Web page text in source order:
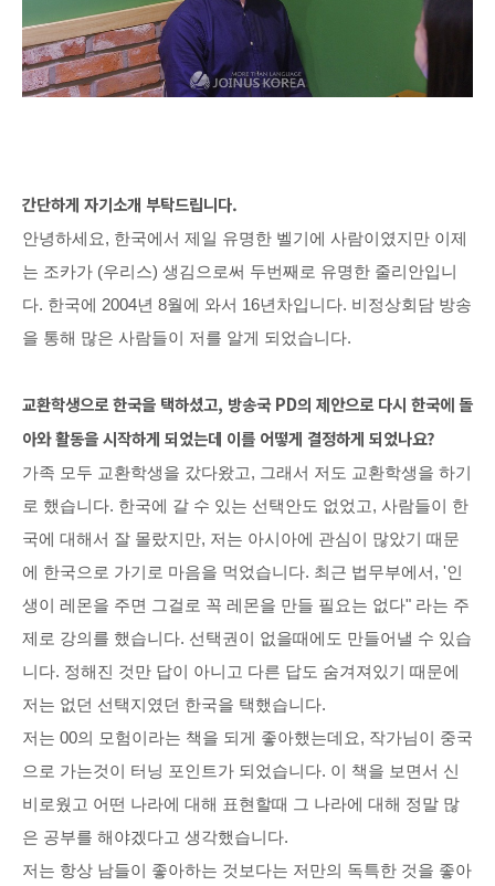
간단하게 자기소개 부탁드립니다.
안녕하세요, 한국에서 제일 유명한 벨기에 사람이였지만 이제
는 조카가 (우리스) 생김으로써 두번째로 유명한 줄리안입니
다. 한국에 2004년 8월에 와서 16년차입니다. 비정상회담 방송
을 통해 많은 사람들이 저를 알게 되었습니다.
교환학생으로 한국을 택하셨고, 방송국 PD의 제안으로 다시 한국에 돌
아와 활동을 시작하게 되었는데 이를 어떻게 결정하게 되었나요?
가족 모두 교환학생을 갔다왔고, 그래서 저도 교환학생을 하기
로 했습니다. 한국에 갈 수 있는 선택안도 없었고, 사람들이 한
국에 대해서 잘 몰랐지만, 저는 아시아에 관심이 많았기 때문
에 한국으로 가기로 마음을 먹었습니다. 최근 법무부에서, '인
생이 레몬을 주면 그걸로 꼭 레몬을 만들 필요는 없다" 라는 주
제로 강의를 했습니다. 선택권이 없을때에도 만들어낼 수 있습
니다. 정해진 것만 답이 아니고 다른 답도 숨겨져있기 때문에
저는 없던 선택지였던 한국을 택했습니다.
저는 00의 모험이라는 책을 되게 좋아했는데요, 작가님이 중국
으로 가는것이 터닝 포인트가 되었습니다. 이 책을 보면서 신
비로웠고 어떤 나라에 대해 표현할때 그 나라에 대해 정말 많
은 공부를 해야겠다고 생각했습니다.
저는 항상 남들이 좋아하는 것보다는 저만의 독특한 것을 좋아